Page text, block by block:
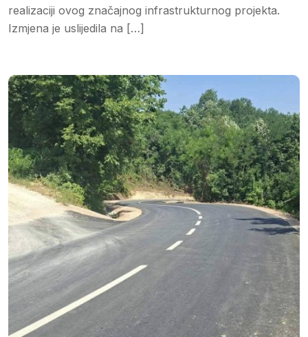
realizaciji ovog značajnog infrastrukturnog projekta.
Izmjena je uslijedila na […]